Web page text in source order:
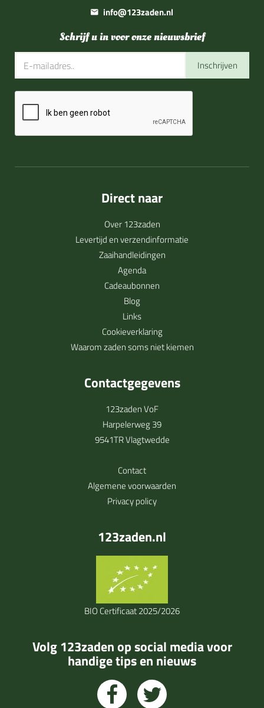
info@123zaden.nl
Schrijf u in voor onze nieuwsbrief
Inschrijven
Direct naar
Over 123zaden
Levertijd en verzendinformatie
Zaaihandleidingen
Agenda
Cadeaubonnen
Blog
Links
Cookieverklaring
Waarom zaden soms niet kiemen
Contactgegevens
123zaden VoF
Harpelerweg 39
9541TR Vlagtwedde
Contact
Algemene voorwaarden
Privacy policy
123zaden.nl
BIO Certificaat 2025/2026
Volg 123zaden op social media voor
handige tips en nieuws